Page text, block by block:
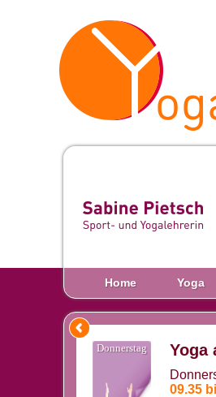
Home Yoga
Donnerstag Yoga
09.35